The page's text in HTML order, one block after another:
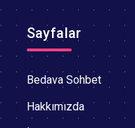
Sayfalar
Bedava Sohbet
Hakkımızda